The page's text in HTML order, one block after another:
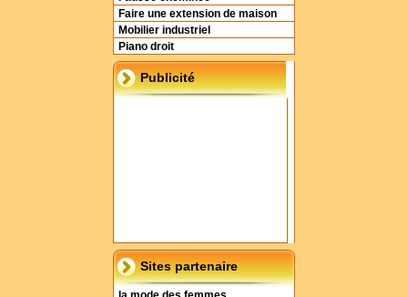
Faire une extension de maison
Mobilier industriel
Piano droit
Publicité
Sites partenaire